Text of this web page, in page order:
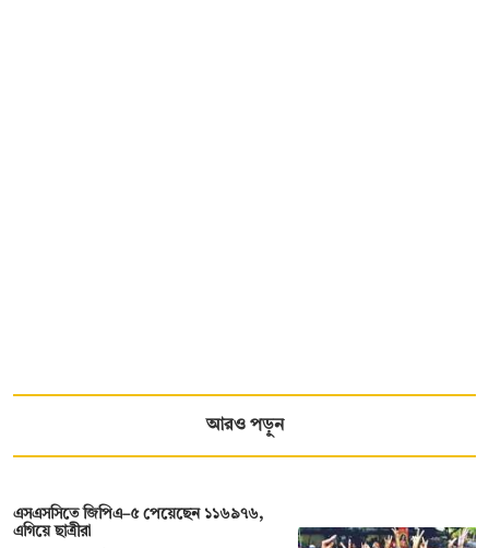
আরও পড়ুন
এসএসসিতে জিপিএ–৫ পেয়েছেন ১১৬৯৭৬,
এগিয়ে ছাত্রীরা